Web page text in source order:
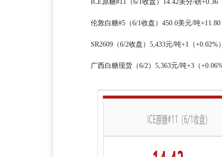
ICE原糖#11（6/1收盘）14.42美分/磅+0.36
伦敦白糖#5（6/1收盘）450.0美元/吨
SR2609（6/2收盘）5,433元/吨+1（+0.02%
广西白糖现货（6/2）5,363元/吨+3（